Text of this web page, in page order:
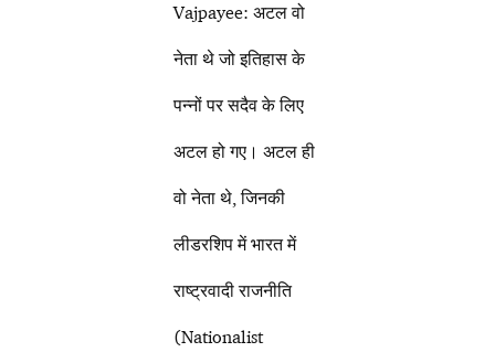
Vajpayee: अटल वो
नेता थे जो इतिहास के
पन्नों पर सदैव के लिए
अटल हो गए। अटल ही
वो नेता थे, जिनकी
लीडरशिप में भारत में
राष्ट्रवादी राजनीति
(Nationalist